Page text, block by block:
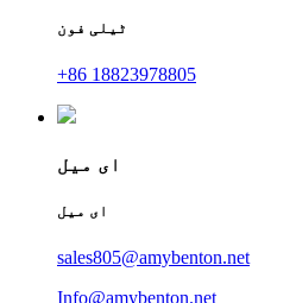
ٹیلی فون
+86 18823978805
ای میل
ای میل
sales805@amybenton.net
Info@amybenton.net